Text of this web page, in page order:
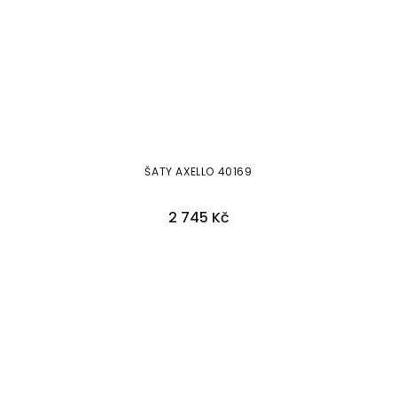
ŠATY AXELLO 40169
2 745 Kč